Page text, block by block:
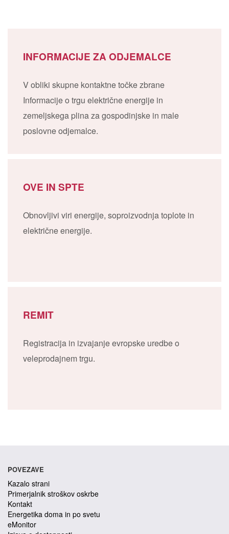
INFORMACIJE ZA ODJEMALCE
V obliki skupne kontaktne točke zbrane
Informacije o trgu električne energije in
zemeljskega plina za gospodinjske in male
poslovne odjemalce.
OVE IN SPTE
Obnovljivi viri energije, soproizvodnja toplote in
električne energije.
REMIT
Registracija in izvajanje evropske uredbe o
veleprodajnem trgu.
POVEZAVE
Kazalo strani
Primerjalnik stroškov oskrbe
Kontakt
Energetika doma in po svetu
eMonitor